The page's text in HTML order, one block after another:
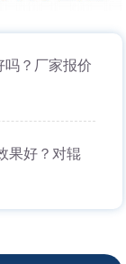
吗？厂家报价
果好？对辊